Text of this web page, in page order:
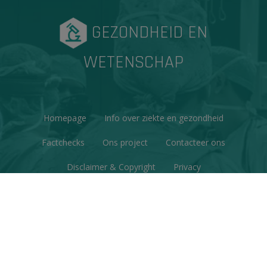
GEZONDHEID EN
WETENSCHAP
Homepage Info over ziekte en gezondheid
Factchecks Ons project Contacteer ons
Disclaimer & Copyright Privacy